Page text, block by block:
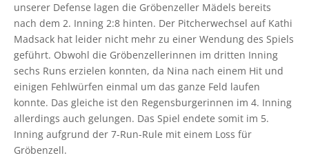
unserer Defense lagen die Gröbenzeller Mädels bereits
nach dem 2. Inning 2:8 hinten. Der Pitcherwechsel auf Kathi
Madsack hat leider nicht mehr zu einer Wendung des Spiels
geführt. Obwohl die Gröbenzellerinnen im dritten Inning
sechs Runs erzielen konnten, da Nina nach einem Hit und
einigen Fehlwürfen einmal um das ganze Feld laufen
konnte. Das gleiche ist den Regensburgerinnen im 4. Inning
allerdings auch gelungen. Das Spiel endete somit im 5.
Inning aufgrund der 7-Run-Rule mit einem Loss für
Gröbenzell.